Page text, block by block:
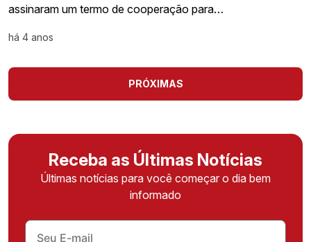
assinaram um termo de cooperação para…
há 4 anos
PRÓXIMAS
Receba as Últimas Notícias
Últimas notícias para você começar o dia bem
informado